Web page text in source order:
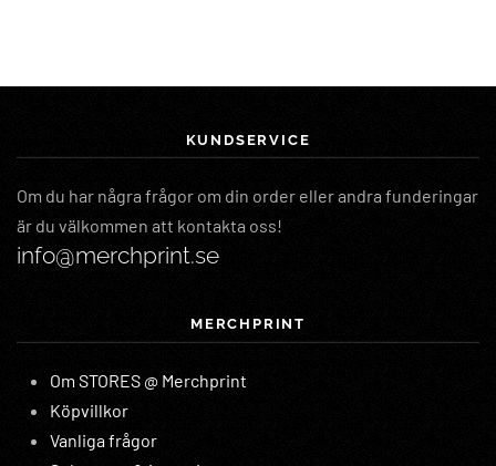
KUNDSERVICE
Om du har några frågor om din order eller andra funderingar
är du välkommen att kontakta oss!
info@merchprint.se
MERCHPRINT
Om STORES @ Merchprint
Köpvillkor
Vanliga frågor